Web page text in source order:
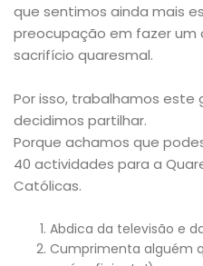
que sentimos ainda mais
preocupação em fazer um
sacrifício quaresmal.
Por isso, trabalhamos este
decidimos partilhar.
Porque achamos que
40 actividades para a
Católicas.
Abdica da televisão e
Cumprimenta alguém